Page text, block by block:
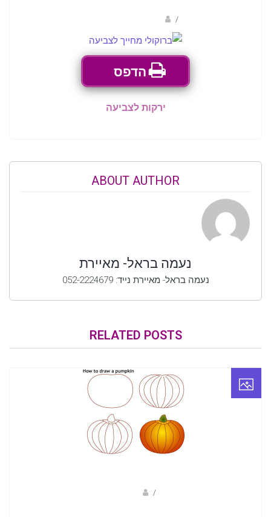
/
הדפס
ירקות לצביעה
ABOUT AUTHOR
נעמה בראל- מאיירת
נעמה בראל- מאיירת נייד: 052-2224679
RELATED POSTS
/